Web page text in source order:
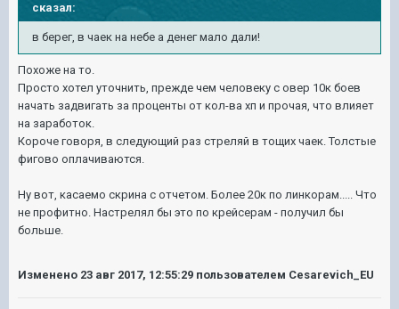
сказал:
в берег, в чаек на небе а денег мало дали!
Похоже на то.
Просто хотел уточнить, прежде чем человеку с овер 10к боев
начать задвигать за проценты от кол-ва хп и прочая, что влияет
на заработок.
Короче говоря, в следующий раз стреляй в тощих чаек. Толстые
фигово оплачиваются.
Ну вот, касаемо скрина с отчетом. Более 20к по линкорам..... Что
не профитно. Настрелял бы это по крейсерам - получил бы
больше.
Изменено 23 авг 2017, 12:55:29 пользователем Cesarevich_EU